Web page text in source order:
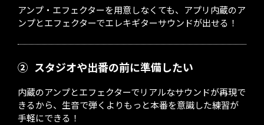
アンプ・エフェクターを用意しなくても、アプリ内蔵のア
ンプとエフェクターでエレキギターサウンドが出せる！
② スタジオや出番の前に準備したい
内蔵のアンプとエフェクターでリアルなサウンドが再現で
きるから、生音で弾くよりもっと本番を意識した練習が
手軽にできる！